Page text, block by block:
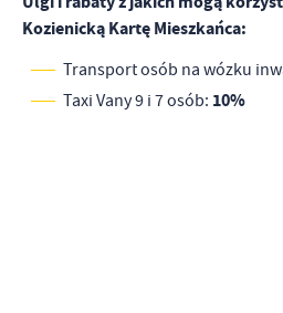
Kozienicką Kartę Mieszkańca:
Transport osób na wózku
Taxi Vany 9 i 7 osób: 10%